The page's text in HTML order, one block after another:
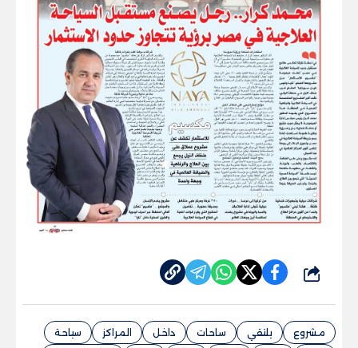
شارك
مشروع يلتقي ساحات داخل المراكز
سياحة